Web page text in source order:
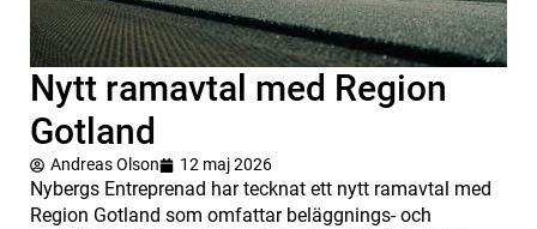
Nytt ramavtal med Region
Gotland
Andreas Olson 12 maj 2026
Nybergs Entreprenad har tecknat ett nytt ramavtal med
Region Gotland som omfattar beläggnings- och